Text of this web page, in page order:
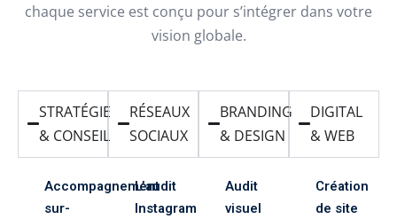
chaque service est conçu pour s’intégrer dans votre
vision globale.
STRATÉGIE
& CONSEIL
Accompagnement
sur-
RÉSEAUX
SOCIAUX
L’audit
Instagram
BRANDING
& DESIGN
Audit
visuel
DIGITAL
& WEB
Création
de site